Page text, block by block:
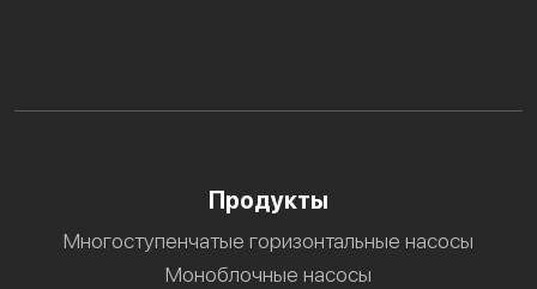
Продукты
Многоступенчатые горизонтальные насосы
Моноблочные насосы